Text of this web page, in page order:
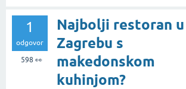
1
odgovor
598 👀
Najbolji restoran u
Zagrebu s
makedonskom
kuhinjom?